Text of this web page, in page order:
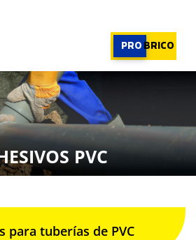
PRO BRICO
PVC
para tuberías de PVC